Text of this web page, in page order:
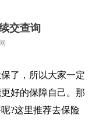
交查询
了，所以大家一定
好的保障自己。那
?这里推荐去保险